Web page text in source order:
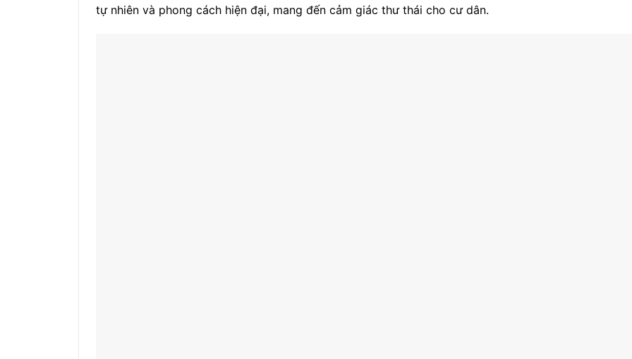
tự nhiên và phong cách hiện đại, mang đến cảm giác thư thái cho cư dân.